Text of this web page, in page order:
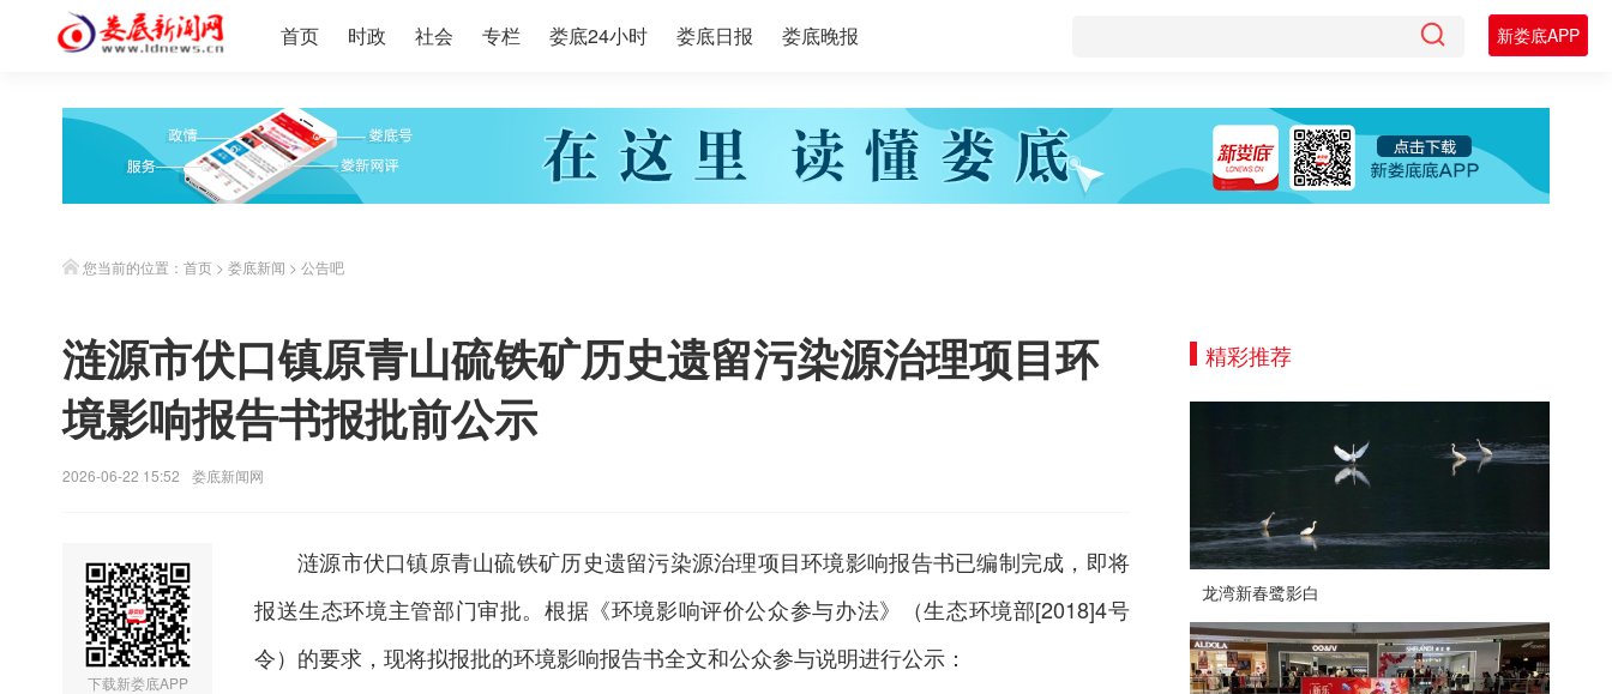
首页 时政 社会 专栏 娄底24小时 娄底日报 娄底晚报 新娄底APP
您当前的位置： 首页 > 娄底新闻 > 公告吧
涟源市伏口镇原青山硫铁矿历史遗留污染源治理项目环
境影响报告书报批前公示
2026-06-22 15:52 娄底新闻网
下载新娄底APP
涟源市伏口镇原青山硫铁矿历史遗留污染源治理项目环境影响报告书已编制完成，即将
报送生态环境主管部门审批。根据《环境影响评价公众参与办法》（生态环境部[2018]4号
令）的要求，现将拟报批的环境影响报告书全文和公众参与说明进行公示：
精彩推荐
龙湾新春鹭影白